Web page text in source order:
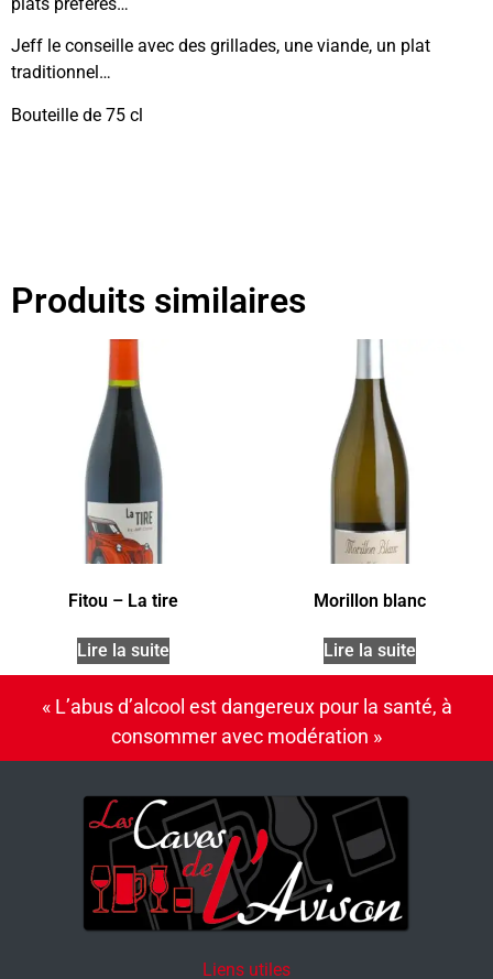
Jeff le conseille avec des grillades, une viande, un plat
traditionnel…
Bouteille de 75 cl
Produits similaires
Fitou – La tire
Lire la suite
Morillon blanc
Lire la suite
« L’abus d’alcool est dangereux pour la santé, à
consommer avec modération »
Liens utiles